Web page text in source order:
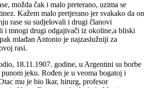
možda čak i malo preterano, uzima se
Kažem malo pretjerano jer svakako da on
rase su sudjelovali i drugi članovi
i mnogi drugi odgajivači iz okoline,a bliski
mlađan Antonio je najzaslužniji za
rasi.
18.11.1907. godine, u Argentini su borbe
jeku. Rođen je u veoma bogatoj i
mu je bio lkar, hirurg, profesor